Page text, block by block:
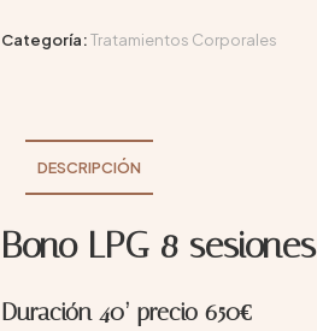
Categoría:Tratamientos Corporales
DESCRIPCIÓN
Bono LPG 8 sesiones
Duración 40’ precio 650€